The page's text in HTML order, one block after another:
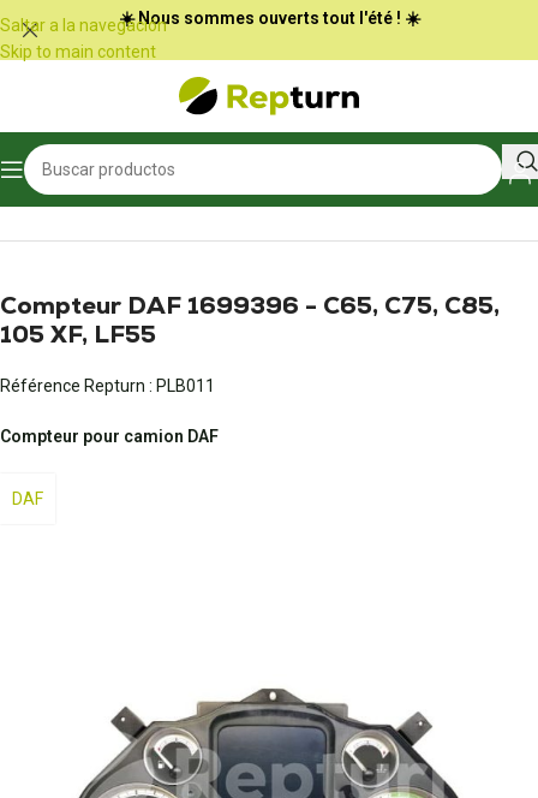
Panel de gestión de cookies
Saltar a la navegación
Skip to main content
☀️ Nous sommes ouverts tout l'été ! ☀️
Inicio/Camiones y autobuses
Compteur DAF 1699396 - C65, C75, C85,
105 XF, LF55
Référence Repturn : PLB011
Compteur pour camion DAF
DAF